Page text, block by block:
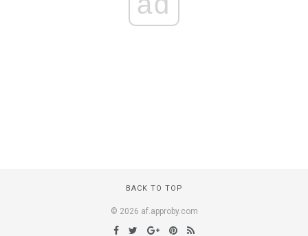
BACK TO TOP
© 2026 af.approby.com